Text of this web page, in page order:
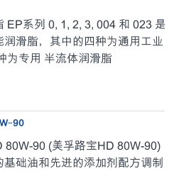
EP系列 0, 1, 2, 3, 004 和 023 是
润滑脂，其中的四种为通用工业
为专用 半流体润滑脂
90
80W-90 (美孚路宝HD 80W-90)
基础油和先进的添加剂配方调制